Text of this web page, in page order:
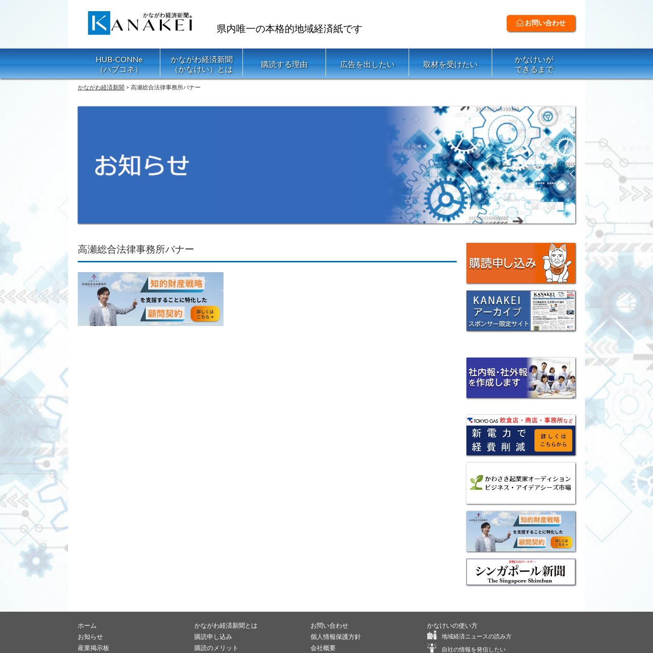
県内唯一の本格的地域経済紙です
お問い合わせ
HUB-CONNe
（ハブコネ）
かながわ経済新聞
（かなけい）とは
購読する理由 広告を出したい 取材を受けたい
かなけいが
できるまで
かながわ経済新聞 > 高瀬総合法律事務所バナー
高瀬総合法律事務所バナー
ホーム
お知らせ
産業掲示板
かながわ経済新聞とは
購読申し込み
購読のメリット
お問い合わせ
個人情報保護方針
会社概要
かなけいの使い方
地域経済ニュースの読み方
自社の情報を発信したい